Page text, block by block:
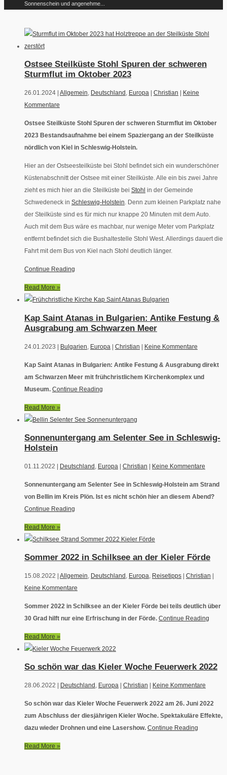
Sonnenschein und angenehme...
Ostsee Steilküste Stohl Spuren der schweren
Sturmflut im Oktober 2023
26.01.2024 | Allgemein, Deutschland , Europa Christian
Keine
Kommentare
Ostsee Steilküste Stohl Spuren der schweren Sturmflut im Oktober
2023 Bestandsaufnahme bei einem Spaziergang an der Steilküste
nördlich von Kiel in Schleswig-Holstein.
Hier an der Ostseesteilküste bei Stohl befindet sich ein wunderschöner
Küstenabschnitt der Ostsee mit einer Steilküste. Alle ein bis zwei Jahre
zieht es mich hier an die Steilküste bei Stohl in der Gemeinde
Schwedeneck in Schleswig-Holstein. Denn zum kleinen Parkplatz nahe
der Steilküste sind es für mich nur knappe 20 Minuten mit dem Auto.
Auch mit dem Bus wäre es machbar, nur wenige Meter vom Parkplatz
entfernt befindet sich die Bushaltestelle Stohl West. Allerdings dauert die
Fahrt mit dem Bus von Kiel nach Stohl deutlich länger.
Continue Reading
Read More »
Kap Saint Atanas in Bulgarien: Antike Festung &
Ausgrabung am Schwarzen Meer
24.01.2023 | Bulgarien Europa | Christian | Keine Kommentare
Kap Saint Atanas in Bulgarien: Antike Festung & Ausgrabung direkt
am Schwarzen Meer mit frühchristlichem Kirchenkomplex und
Museum. Continue Reading
Read More »
Sonnenuntergang am Selenter See in Schleswig-
Holstein
01.11.2022 | Deutschland , Europa Christian Keine Kommentare
Sonnenuntergang am Selenter See in Schleswig-Holstein am Strand
von Bellin im Kreis Plön. Ist es nicht schön hier an diesem Abend?
Continue Reading
Read More »
Sommer 2022 in Schilksee an der Kieler Förde
15.08.2022 | Allgemein, Deutschland , Europa, Reisetipps Christian
Keine Kommentare
Sommer 2022 in Schilksee an der Kieler Förde bei teils deutlich über
30 Grad hilft nur eine Erfrischung in der Förde. Continue Reading
Read More »
So schön war das Kieler Woche Feuerwerk 2022
28.06.2022 | Deutschland , Europa Christian Keine Kommentare
So schön war das Kieler Woche Feuerwerk 2022 am 26. Juni 2022
zum Abschluss der diesjährigen Kieler Woche. Spektakuläre Effekte,
dazu wieder Drohnen und eine Lasershow. Continue Reading
Read More »